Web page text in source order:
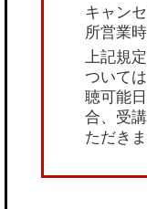
キャン
所営業
上記規
ついて
聴可能
合、受
ただきま